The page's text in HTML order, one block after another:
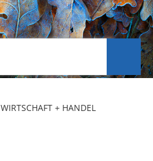
WIRTSCHAFT + HANDEL